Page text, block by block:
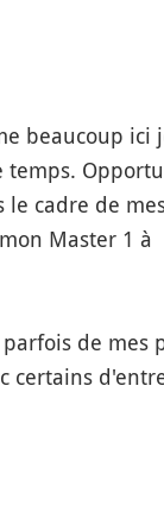
beaucoup ici
temps.
le cadre de
Master 1 à
de mes
certains